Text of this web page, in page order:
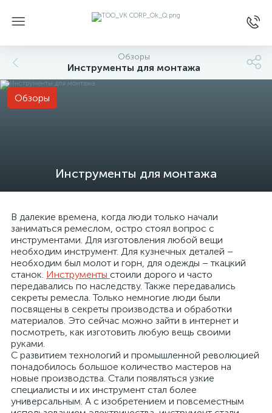
Обзоры
Инструменты для монтажа
Инструменты для монтажа
Обзоры
В далекие времена, когда люди только начали
заниматься ремеслом, остро стоял вопрос с
инструментами. Для изготовления любой вещи
необходим инструмент. Для кузнечных деталей –
необходим был молот и горн, для одежды – ткацкий
станок. Инструменты стоили дорого и часто
передавались по наследству. Также передавались
секреты ремесла. Только немногие люди были
посвящены в секреты производства и обработки
материалов. Это сейчас можно зайти в интернет и
посмотреть, как изготовить любую вещь своими
руками.
С развитием технологий и промышленной революцией
понадобилось большое количество мастеров на
новые производства. Стали появляться узкие
специалисты и их инструмент стал более
универсальным. А с изобретением и повсеместным